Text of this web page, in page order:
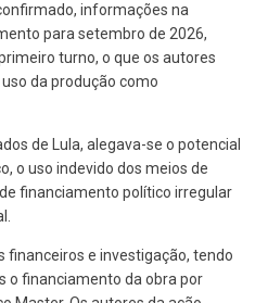
informações na
para setembro de 2026,
turno, o que os autores
da produção como
de Lula, alegava-se o potencial
o uso indevido dos meios de
financiamento político irregular
financeiros e investigação, tendo
o financiamento da obra por